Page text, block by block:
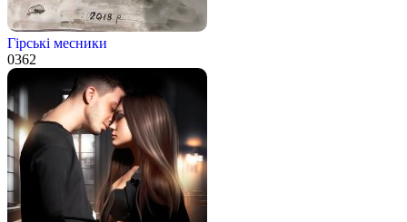
Гірські месники
0362